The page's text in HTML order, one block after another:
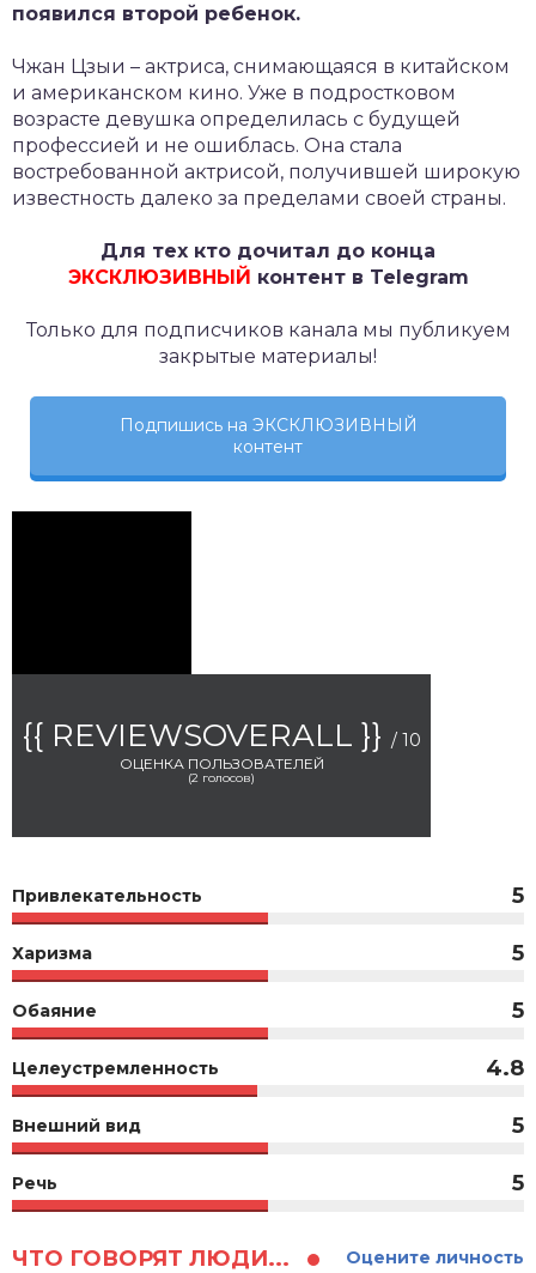
появился второй ребенок.
Чжан Цзыи – актриса, снимающаяся в китайском
и американском кино. Уже в подростковом
возрасте девушка определилась с будущей
профессией и не ошиблась. Она стала
востребованной актрисой, получившей широкую
известность далеко за пределами своей страны.
Для тех кто дочитал до конца
ЭКСКЛЮЗИВНЫЙ контент в Telegram
Только для подписчиков канала мы публикуем
закрытые материалы!
Подпишись на ЭКСКЛЮЗИВНЫЙ
контент
{{ REVIEWSOVERALL }} / 10
ОЦЕНКА ПОЛЬЗОВАТЕЛЕЙ
(2 голосов)
Привлекательность 5
Харизма 5
Обаяние 5
Целеустремленность 4.8
Внешний вид 5
Речь 5
ЧТО ГОВОРЯТ ЛЮДИ... Оцените личность